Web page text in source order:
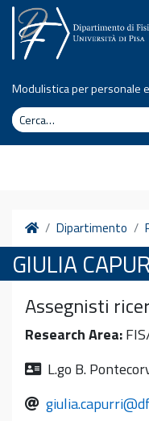
Vai al contenuto
Modulistica per personale
Cerca
HomeDipartimento
GIULIA
Assegnisti
Research Area:
L.go B.